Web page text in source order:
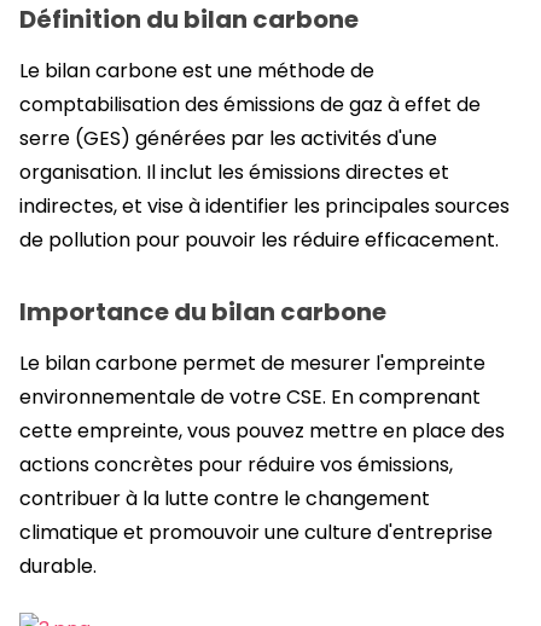
Définition du bilan carbone
Le bilan carbone est une méthode de
comptabilisation des émissions de gaz à effet de
serre (GES) générées par les activités d'une
organisation. Il inclut les émissions directes et
indirectes, et vise à identifier les principales sources
de pollution pour pouvoir les réduire efficacement.
Importance du bilan carbone
Le bilan carbone permet de mesurer l'empreinte
environnementale de votre CSE. En comprenant
cette empreinte, vous pouvez mettre en place des
actions concrètes pour réduire vos émissions,
contribuer à la lutte contre le changement
climatique et promouvoir une culture d'entreprise
durable.